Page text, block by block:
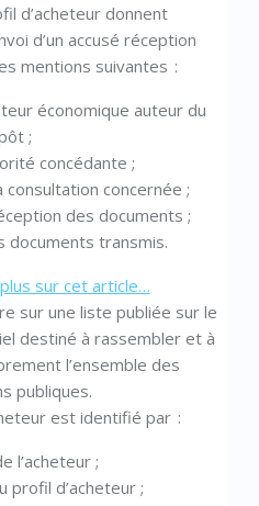
d’acheteur donnent
d’un accusé réception
mentions suivantes :
économique auteur du
;
concédante ;
consultation concernée ;
des documents ;
documents transmis.
sur cet article…
sur une liste publiée sur le
destiné à rassembler et à
l’ensemble des
publiques.
est identifié par :
l’acheteur ;
profil d’acheteur ;